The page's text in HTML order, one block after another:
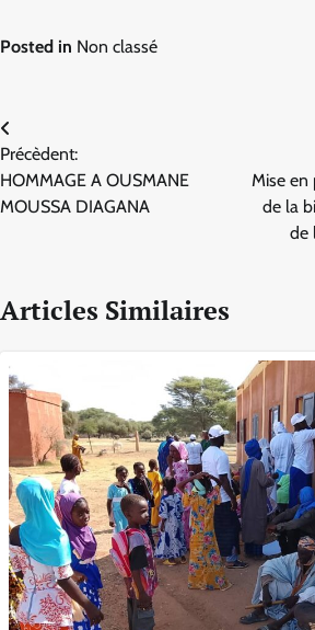
Posted in Non classé
Navigation
de
l’article
Précèdent:
HOMMAGE A OUSMANE
MOUSSA DIAGANA
Mise en
de la
de
Articles Similaires